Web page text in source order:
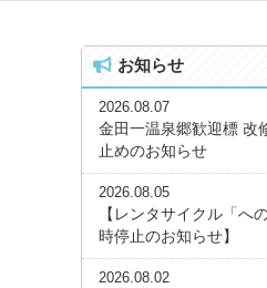
お知らせ
2026.08.07
金田一温泉郷歓迎標 改
止めのお知らせ
2026.08.05
【レンタサイクル「へ
時停止のお知らせ】
2026.08.02